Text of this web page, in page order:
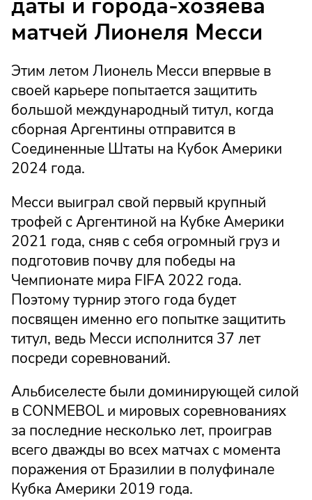
даты и города-хозяева
матчей Лионеля Месси
Этим летом Лионель Месси впервые в
своей карьере попытается защитить
большой международный титул, когда
сборная Аргентины отправится в
Соединенные Штаты на Кубок Америки
2024 года.
Месси выиграл свой первый крупный
трофей с Аргентиной на Кубке Америки
2021 года, сняв с себя огромный груз и
подготовив почву для победы на
Чемпионате мира FIFA 2022 года.
Поэтому турнир этого года будет
посвящен именно его попытке защитить
титул, ведь Месси исполнится 37 лет
посреди соревнований.
Альбиселесте были доминирующей силой
в CONMEBOL и мировых соревнованиях
за последние несколько лет, проиграв
всего дважды во всех матчах с момента
поражения от Бразилии в полуфинале
Кубка Америки 2019 года.